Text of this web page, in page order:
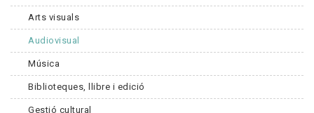
Arts visuals
Audiovisual
Música
Biblioteques, llibre i edició
Gestió cultural